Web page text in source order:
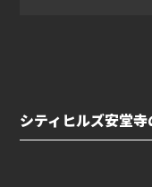
シティヒルズ安堂